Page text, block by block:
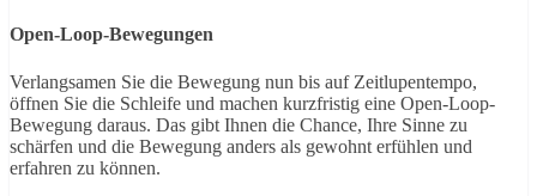
Open-Loop-Bewegungen
Verlangsamen Sie die Bewegung nun bis auf Zeitlupentempo,
öffnen Sie die Schleife und machen kurzfristig eine Open-Loop-
Bewegung daraus. Das gibt Ihnen die Chance, Ihre Sinne zu
schärfen und die Bewegung anders als gewohnt erfühlen und
erfahren zu können.